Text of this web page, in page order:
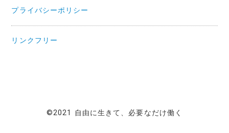
プライバシーポリシー
リンクフリー
©2021 自由に生きて、必要なだけ働く